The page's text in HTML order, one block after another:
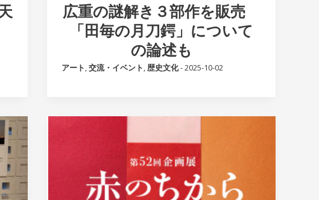
広重の謎解き３部作を販売
「田毎の月刀鍔」について
の論述も
アート,交流・イベント,歴史文化-2025-10-02